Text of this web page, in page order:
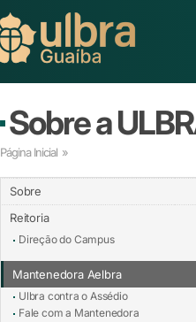
Sobre a
Página Inicial »
Sobre
Reitoria
Direção do Campus
Mantenedora Aelbra
Ulbra contra o Assédio
Fale com a Mantenedora